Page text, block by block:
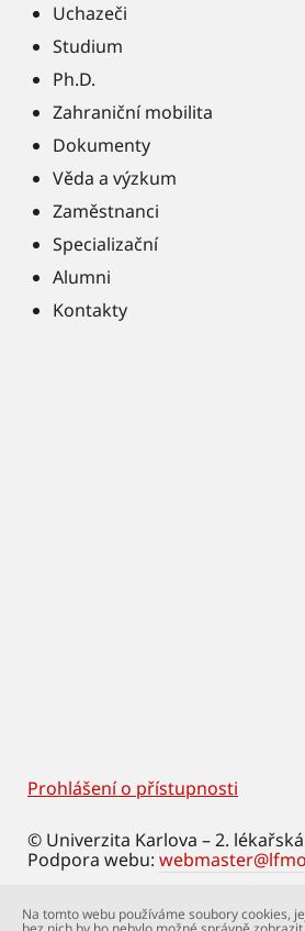
Uchazeči
Studium
Ph.D.
Zahraniční mobilita
Dokumenty
Věda a výzkum
Zaměstnanci
Specializační
Alumni
Kontakty
Footer
Prohlášení o přístupnosti
© Univerzita Karlova – 2.
Podpora webu:
Na tomto webu používáme soubory cookies,